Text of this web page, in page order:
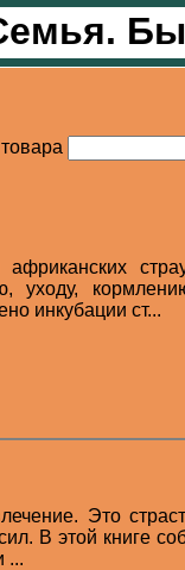
африканских
уходу,
инкубации ст...
Это
В этой книге
...